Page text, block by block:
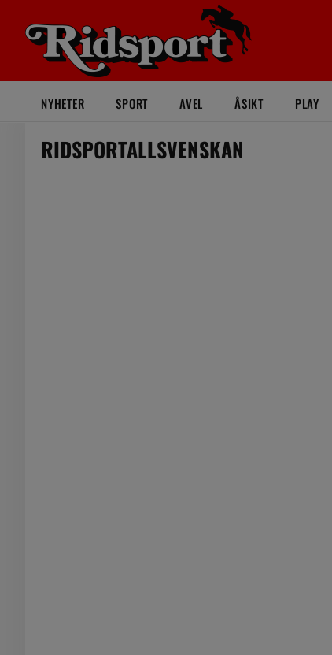
NYHETER SPORT AVEL ÅSIKT PLAY
RIDSPORTALLSVENSKAN